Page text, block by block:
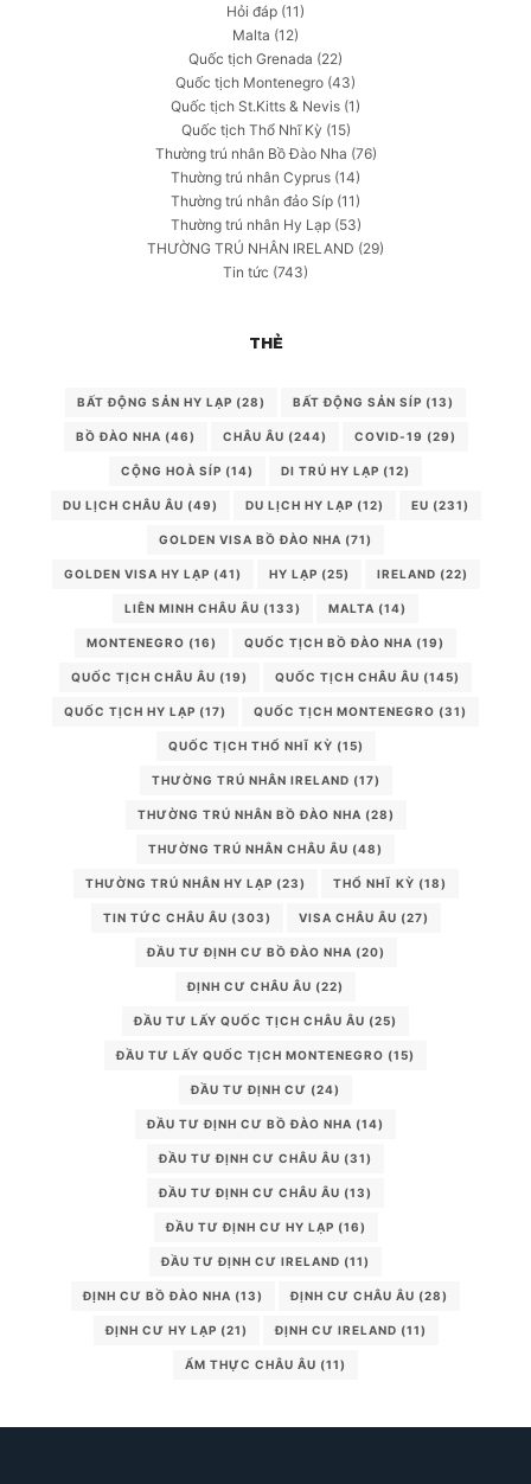
Hỏi đáp (11)
Malta (12)
Quốc tịch Grenada (22)
Quốc tịch Montenegro (43)
Quốc tịch St.Kitts & Nevis (1)
Quốc tịch Thổ Nhĩ Kỳ (15)
Thường trú nhân Bồ Đào Nha (76)
Thường trú nhân Cyprus (14)
Thường trú nhân đảo Síp (11)
Thường trú nhân Hy Lạp(53)
THƯỜNG TRÚ NHÂN IRELAND (29)
Tin tức (743)
THẺ
BẤT ĐỘNG SẢN HY LẠP (28) BẤT ĐỘNG SẢN SÍP (13)
BỒ ĐÀO NHA (46) CHÂU ÂU (244) COVID-19 (29)
CỘNG HOÀ SÍP (14) DI TRÚ HY LẠP (12)
DU LỊCH CHÂU ÂU (49) DU LỊCH HY LẠP (12) EU (231)
GOLDEN VISA BỒ ĐÀO NHA (71)
GOLDEN VISA HY LẠP (41) HY LẠP (25) IRELAND (22)
LIÊN MINH CHÂU ÂU (133) MALTA (14)
MONTENEGRO (16) QUỐC TỊCH BỒ ĐÀO NHA (19)
QUỐC TỊCH CHÂU ÂU (19) QUỐC TỊCH CHÂU ÂU (145)
QUỐC TỊCH HY LẠP (17) QUỐC TỊCH MONTENEGRO (31)
QUỐC TỊCH THỔ NHĨ KỲ (15)
THƯỜNG TRÚ NHÂN IRELAND (17)
THƯỜNG TRÚ NHÂN BỒ ĐÀO NHA (28)
THƯỜNG TRÚ NHÂN CHÂU ÂU (48)
THƯỜNG TRÚ NHÂN HY LẠP (23) THỔ NHĨ KỲ (18)
TIN TỨC CHÂU ÂU (303) VISA CHÂU ÂU (27)
ĐẦU TƯ ĐỊNH CƯ BỒ ĐÀO NHA (20)
ĐỊNH CƯ CHÂU ÂU (22)
ĐẦU TƯ LẤY QUỐC TỊCH CHÂU ÂU (25)
ĐẦU TƯ LẤY QUỐC TỊCH MONTENEGRO (15)
ĐẦU TƯ ĐỊNH CƯ (24)
ĐẦU TƯ ĐỊNH CƯ BỒ ĐÀO NHA (14)
ĐẦU TƯ ĐỊNH CƯ CHÂU ÂU (31)
ĐẦU TƯ ĐỊNH CƯ CHÂU ÂU (13)
ĐẦU TƯ ĐỊNH CƯ HY LẠP (16)
ĐẦU TƯ ĐỊNH CƯ IRELAND (11)
ĐỊNH CƯ BỒ ĐÀO NHA (13) ĐỊNH CƯ CHÂU ÂU (28)
ĐỊNH CƯ HY LẠP (21) ĐỊNH CƯ IRELAND (11)
ẨM THỰC CHÂU ÂU (11)